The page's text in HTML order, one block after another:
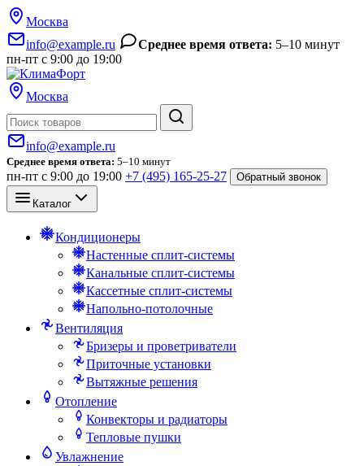
Москва
info@example.ru
Среднее время ответа: 5–10 минут
пн-пт с 9:00 до 19:00
Москва
info@example.ru
Среднее время ответа: 5–10 минут
пн-пт с 9:00 до 19:00 +7 (495) 165-25-27 Обратный звонок
Каталог
Кондиционеры
Настенные сплит-системы
Канальные сплит-системы
Кассетные сплит-системы
Напольно-потолочные
Вентиляция
Бризеры и проветриватели
Приточные установки
Вытяжные решения
Отопление
Конвекторы и радиаторы
Тепловые пушки
Увлажнение